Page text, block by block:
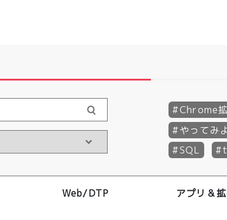
Chrome
やってみ
SQL
Web/DTP アプリ＆